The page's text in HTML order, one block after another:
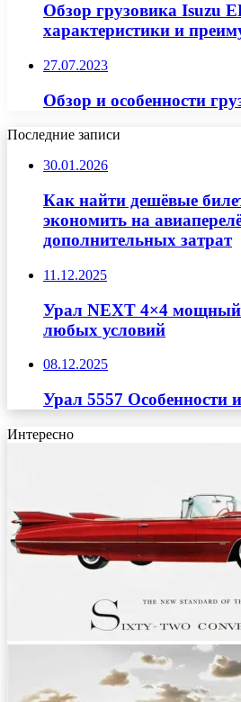
Обзор грузовика Isuzu
характеристики и
27.07.2023
Обзор и особенности
Последние записи
30.01.2026
Как найти дешёвые
экономить на
дополнительных затрат
11.12.2025
Урал NEXT 4×4
любых условий
08.12.2025
Урал 5557 Особенности
Интересно